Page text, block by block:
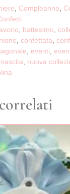
, Compleanno,
avorio, battesimo,
, confettata,
, eventi,
nascita, nuova